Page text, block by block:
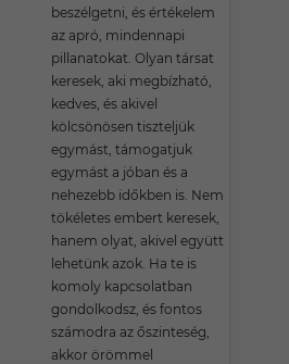
beszélgetni, és értékelem
az apró, mindennapi
pillanatokat. Olyan társat
keresek, aki megbízható,
kedves, és akivel
kölcsönösen tiszteljük
egymást, támogatjuk
egymást a jóban és a
nehezebb időkben is. Nem
tökéletes embert keresek,
hanem olyat, akivel együtt
lehetünk azok. Ha te is
komoly kapcsolatban
gondolkodsz, és fontos
számodra az őszinteség,
akkor örömmel